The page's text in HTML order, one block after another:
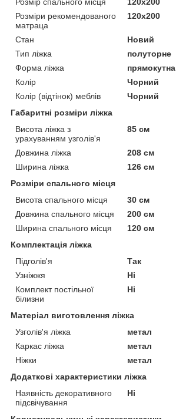
Розміри рекомендованого
матраца
120х200
Стан
Новий
Тип ліжка
полуторне
Форма ліжка
прямокутна
Колір
Чорний
Колір (відтінок) меблів
Чорний
Габаритні розміри ліжка
Висота ліжка з
урахуванням узголів'я
85 см
Довжина ліжка
208 см
Ширина ліжка
126 см
Розміри спального місця
Висота спального місця
30 см
Довжина спального місця
200 см
Ширина спального місця
120 см
Комплектація ліжка
Підголів'я
Так
Узніжжя
Ні
Комплект постільної
білизни
Ні
Матеріал виготовлення ліжка
Узголів'я ліжка
метал
Каркас ліжка
метал
Ніжки
метал
Додаткові характеристики ліжка
Наявність декоративного
підсвічування
Ні